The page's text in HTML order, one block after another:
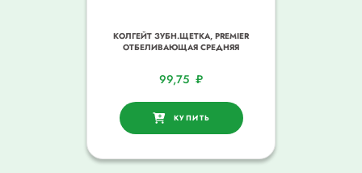
КОЛГЕЙТ ЗУБН.ЩЕТКА, PREMIER
ОТБЕЛИВАЮЩАЯ СРЕДНЯЯ
99,75 ₽
КУПИТЬ